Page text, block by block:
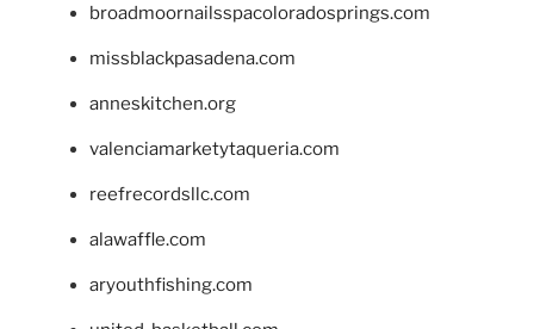
broadmoornailsspacoloradosprings.com
missblackpasadena.com
anneskitchen.org
valenciamarketytaqueria.com
reefrecordsllc.com
alawaffle.com
aryouthfishing.com